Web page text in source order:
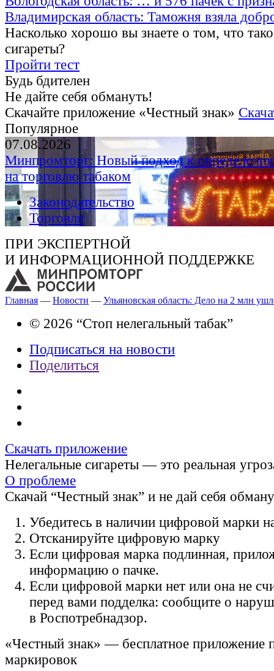
Владимирская область: Таможня взяла
Насколько хорошо вы знаете о том, что
сигареты?
Пройти тест
Будь бдителен
Не дайте себя обмануть!
Скачайте приложение «Честный знак»
Популярное
07.08.2026
Минпромторг: Новый подход к
на торговлю табаком
Законодательство
Торговля
ПРИ ЭКСПЕРТНОЙ
И ИНФОРМАЦИОННОЙ ПОДДЕРЖКЕ
Главная — Новости — Ульяновская область: Дело на 2 млн
© 2026 “Стоп нелегальный табак”
Подписаться на новости
Поделиться
Скачать приложение
Нелегальные сигареты — это реальная
О проблеме
Скачай “Честный знак” и не дай себя
Убедитесь в наличии цифровой марки
Отсканируйте цифровую марку
Если цифровая марка подлинная,
информацию о пачке.
Если цифровой марки нет или она не
перед вами подделка: сообщите о
в Роспотребнадзор.
«Честный знак» — бесплатное приложение
маркировок